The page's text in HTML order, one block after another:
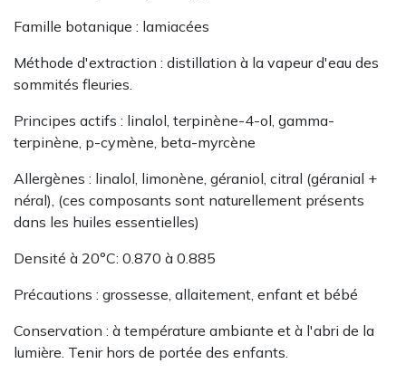
Famille botanique : lamiacées
Méthode d'extraction : distillation à la vapeur d'eau​​​​​​ des
sommités fleuries.
Principes actifs : linalol, terpinène-4-ol, gamma-
terpinène, p-cymène, beta-myrcène
Allergènes : linalol, limonène, géraniol, citral (géranial +
néral), (ces composants sont naturellement présents
dans les huiles essentielles)
Densité à 20°C: 0.870 à 0.885
Précautions : grossesse, allaitement, enfant et bébé
Conservation : à température ambiante et à l'abri de la
lumière. Tenir hors de portée des enfants.